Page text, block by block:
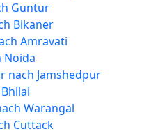
Guntur
Bikaner
Amravati
Noida
nach Jamshedpur
Warangal
Cuttack